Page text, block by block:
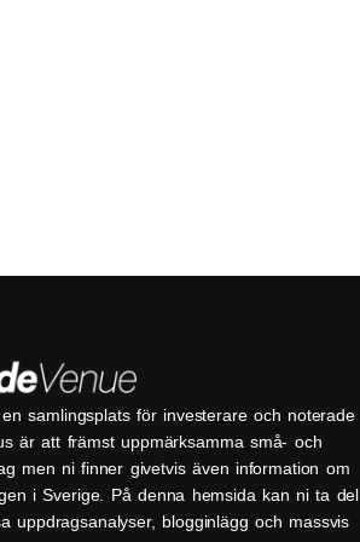
samlingsplats för investerare och noterade
är att främst uppmärksamma små- och
men ni finner givetvis även information om
i Sverige. På denna hemsida kan ni ta del
uppdragsanalyser, blogginlägg och massvis